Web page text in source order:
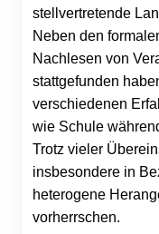
stellvertretende
Neben den
Nachlesen von
stattgefunden
verschiedenen
wie Schule
Trotz vieler
insbesondere in
heterogene
vorherrschen.